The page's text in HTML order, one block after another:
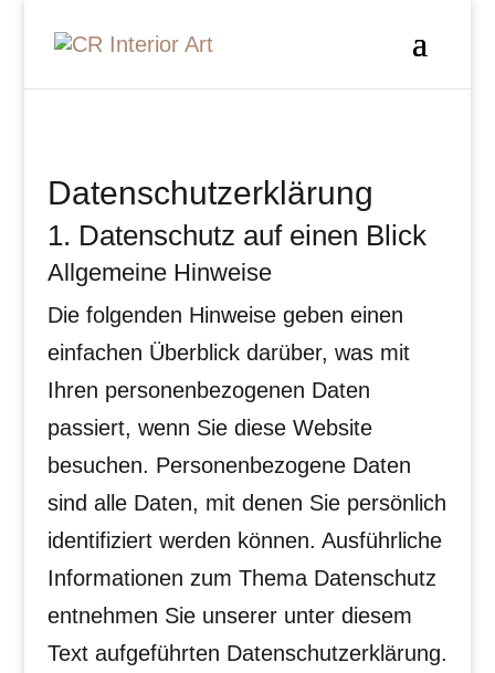
Datenschutz­erklärung
1. Datenschutz auf einen Blick
Allgemeine Hinweise
Die folgenden Hinweise geben einen
einfachen Überblick darüber, was mit
Ihren personenbezogenen Daten
passiert, wenn Sie diese Website
besuchen. Personenbezogene Daten
sind alle Daten, mit denen Sie persönlich
identifiziert werden können. Ausführliche
Informationen zum Thema Datenschutz
entnehmen Sie unserer unter diesem
Text aufgeführten Datenschutzerklärung.